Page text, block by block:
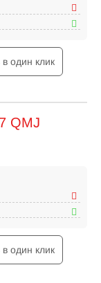
в один клик
QMJ
в один клик